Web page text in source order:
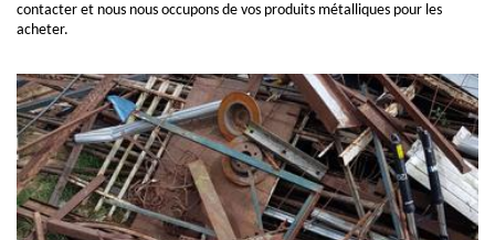
contacter et nous nous occupons de vos produits métalliques pour les
acheter.